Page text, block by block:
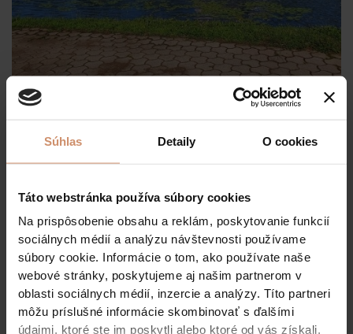
Súhlas Detaily O cookies
Táto webstránka používa súbory cookies
Na prispôsobenie obsahu a reklám, poskytovanie funkcií
sociálnych médií a analýzu návštevnosti používame
súbory cookie. Informácie o tom, ako používate naše
webové stránky, poskytujeme aj našim partnerom v
oblasti sociálnych médií, inzercie a analýzy. Títo partneri
môžu príslušné informácie skombinovať s ďalšími
údajmi, ktoré ste im poskytli alebo ktoré od vás získali,
Jazero Dísztó
Promenáda v centre mesta Tiszaújváros okolo jazera
Dísztó…
Okrasné jazierko v centre mesta Tiszaújváros sa
nachádza v najhlbšej časti mesta a je vytvorené
podzemnou vodou. V roku 1977 bola uprostred jazera
umiestnená fontána. Jazero je obklopené stromami,
lemujú ho lavičky a dá sa okolo neho ľahko prejsť po